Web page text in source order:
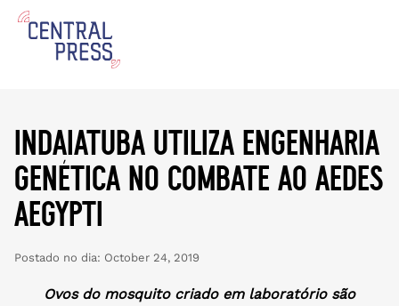
indaiatuba utiliza engenharia
genética no combate ao aedes
aegypti
Postado no dia: October 24, 2019
Ovos do mosquito criado em laboratório são